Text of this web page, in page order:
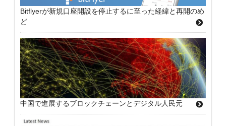
Bitflyerが新規口座開設を停止するに至った経緯と再開のめ
ど
中国で進展するブロックチェーンとデジタル人民元